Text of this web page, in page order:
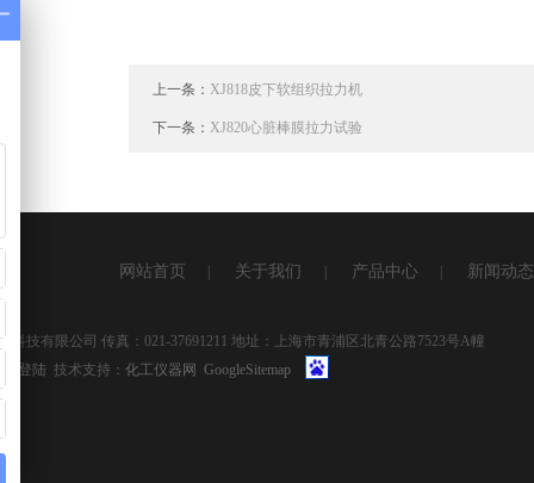
上一条：XJ818皮下软组织拉力机
下一条：XJ820心脏棒膜拉力试验
网站首页 关于我们 产品中心 新闻动态
科技有限公司 传真：021-37691211 地址：上海市青浦区北青公路7523号A幢
理登陆 技术支持：化工仪器网 GoogleSitemap